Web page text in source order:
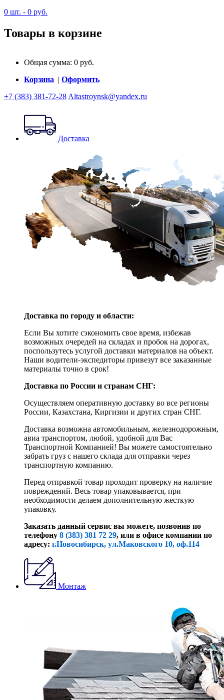
0 шт. - 0 руб.
Товары в корзине
Общая сумма: 0 руб.
Корзина | Оформить
+7 (383) 381-72-28 Altastroynsk@yandex.ru
Доставка
Доставка по городу и области:
Если Вы хотите сэкономить свое время, избежав
возможных очередей на складах и пробок на дорогах,
поспользутесь услугой доставки материалов на объект.
Наши водители-экспедиторы привезут все заказанные
материалы точно в срок!
Доставка по России и странам СНГ:
Осуществляем оперативную доставку во все регионы
России, Казахстана, Киргизии и других стран СНГ.
Доставка возможна автомобильным, железнодорожным,
авиа транспортом, любой, удобной для Вас
Транспортной Компанией! Вы можете самостоятельно
забрать груз с нашего склада для отправки через
транспортную компанию.
Перед отправкой товар проходит проверку на наличие
повреждений. Весь товар упаковывается, при
необходимости делаем дополнительную жесткую
упаковку.
Заказать данный сервис вы можете, позвонив по
телефону 8 (383) 381 72 29, или в офисе компании по
адресу: г.Новосибирск, ул.Маковского 10, оф.114
Монтаж